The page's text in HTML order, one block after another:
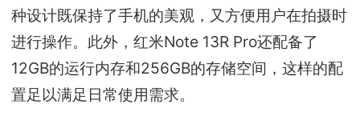
种设计既保持了手机的美观，又方便用户在拍摄时
进行操作。此外，红米Note 13R Pro还配备了
12GB的运行内存和256GB的存储空间，这样的配
置足以满足日常使用需求。